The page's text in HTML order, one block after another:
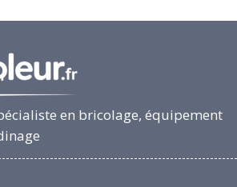
en bricolage, équipement